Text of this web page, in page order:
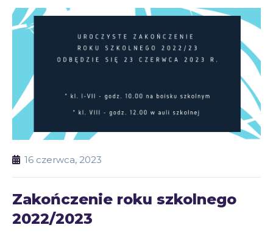
16 czerwca, 2023
Zakończenie roku szkolnego
2022/2023